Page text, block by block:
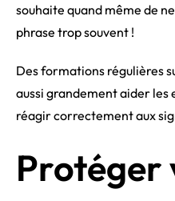
souhaite quand même de
phrase trop souvent !
Des formations régulières
aussi grandement aider les
réagir correctement aux
Protéger